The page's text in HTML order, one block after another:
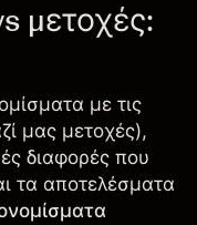
μετοχές:
με τις
μας μετοχές),
διαφορές που
τα αποτελέσματα